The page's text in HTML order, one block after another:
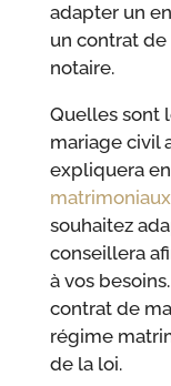
adapter un
un contrat
notaire.
Quelles sont
mariage civil
expliquera
matrimoniaux
souhaitez
conseillera
à vos
contrat de
régime
de la loi.